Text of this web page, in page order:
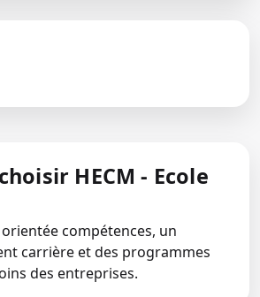
HECM - Ecole
compétences, un
carrière et des programmes
des entreprises.